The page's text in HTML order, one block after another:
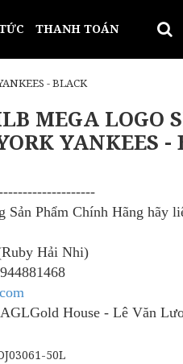
THANH TOÁN
- BLACK
MEGA LOGO
YANKEES -
Sản Phẩm Chính Hãnghãy
Hải Nhi)
House - Lê Văn
50L